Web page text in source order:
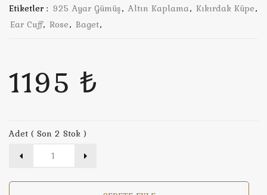
Etiketler : 925 Ayar Gümüş, Altın Kaplama, Kıkırdak Küpe,
Ear Cuff, Rose, Baget,
1195 ₺
Adet ( Son 2 Stok )